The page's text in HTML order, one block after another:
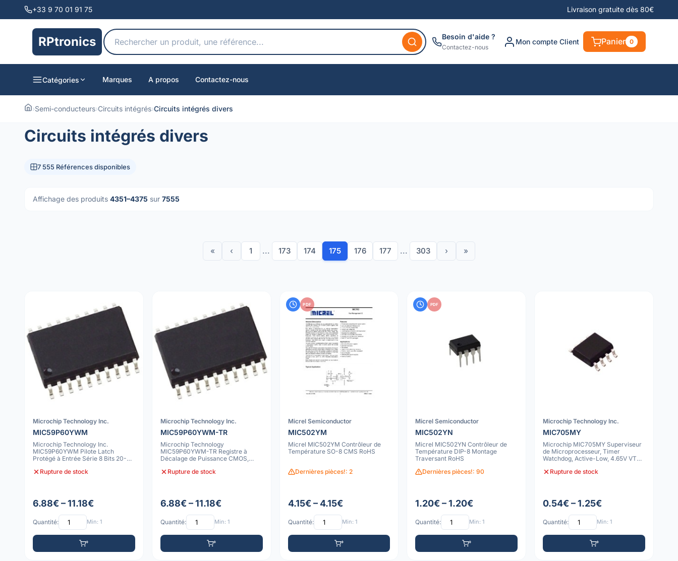
+33 9 70 01 91 75 Livraison gratuite dès 80€
RPtronics Besoin d'aide ?
Contactez-nous
Mon compte Client Panier 0
Catégories Marques A propos Contactez-nous
›Semi-conducteurs›Circuits intégrés›Circuits intégrés divers
Circuits intégrés divers
7 555 Références disponibles
Affichage des produits 4351–4375 sur 7555
« ‹ 1 ... 173 174 175 176 177 ... 303 › »
Microchip Technology Inc.
MIC59P60YWM
Microchip Technology Inc.
MIC59P60YWM Pilote Latch
Protégé à Entrée Série 8 Bits 20-
Rupture de stock
6.88€ – 11.18€
Quantité: Min: 1
Microchip Technology Inc.
MIC59P60YWM-TR
Microchip Technology
MIC59P60YWM-TR Registre à
Décalage de Puissance CMOS,
Rupture de stock
6.88€ – 11.18€
Quantité: Min: 1
PDF
Micrel Semiconductor
MIC502YM
Micrel MIC502YM Contrôleur de
Température SO-8 CMS RoHS
Dernières pièces!: 2
4.15€ – 4.15€
Quantité: Min: 1
PDF
Micrel Semiconductor
MIC502YN
Micrel MIC502YN Contrôleur de
Température DIP-8 Montage
Traversant RoHS
Dernières pièces!: 90
1.20€ – 1.20€
Quantité: Min: 1
Microchip Technology Inc.
MIC705MY
Microchip MIC705MY Superviseur
de Microprocesseur, Timer
Watchdog, Active-Low, 4.65V VTH,
Rupture de stock
0.54€ – 1.25€
Quantité: Min: 1